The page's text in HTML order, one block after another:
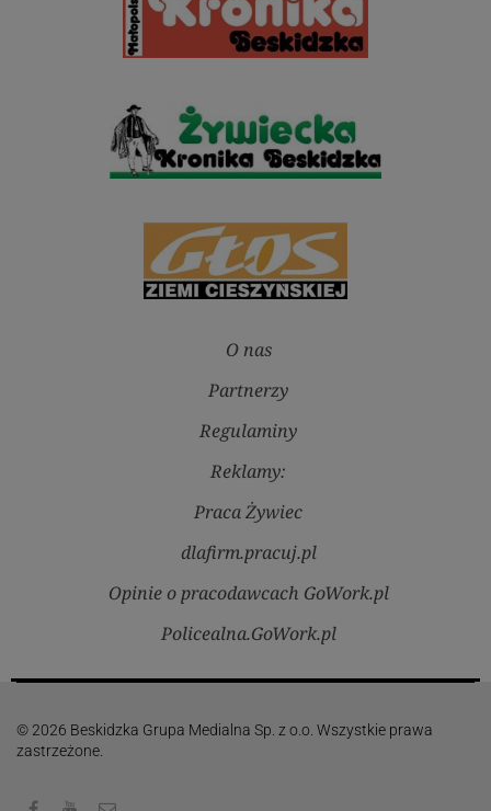
O nas
Partnerzy
Regulaminy
Reklamy:
Praca Żywiec
dlafirm.pracuj.pl
Opinie o pracodawcach GoWork.pl
Policealna.GoWork.pl
© 2026 Beskidzka Grupa Medialna Sp. z o.o. Wszystkie prawa
zastrzeżone.